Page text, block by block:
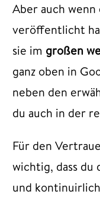
Aber auch
veröffentlicht
sie im großen
ganz oben in
neben den
du auch in der
Für den
wichtig, dass du
und